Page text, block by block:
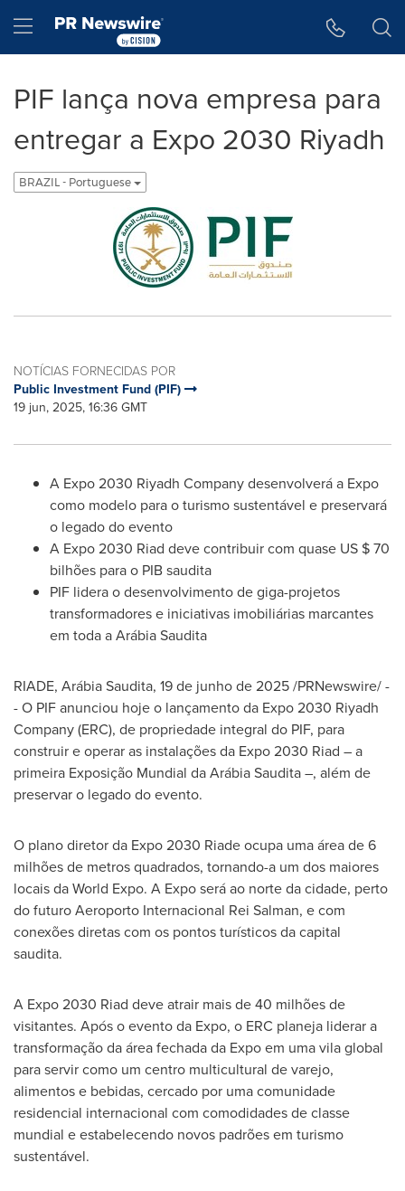
Hamburger menu
PIF lança nova empresa para
entregar a Expo 2030 Riyadh
BRAZIL - Portuguese
NOTÍCIAS FORNECIDAS POR
Public Investment Fund (PIF)
19 jun, 2025, 16:36 GMT
A Expo 2030 Riyadh Company desenvolverá a Expo
como modelo para o turismo sustentável e preservará
o legado do evento
A Expo 2030 Riad deve contribuir com quase US $ 70
bilhões para o PIB saudita
PIF lidera o desenvolvimento de giga-projetos
transformadores e iniciativas imobiliárias marcantes
em toda a Arábia Saudita
RIADE, Arábia Saudita, 19 de junho de 2025/PRNewswire/ -
- O PIF anunciou hoje o lançamento da Expo 2030 Riyadh
Company (ERC), de propriedade integral do PIF, para
construir e operar as instalações da Expo 2030 Riad – a
primeira Exposição Mundial da Arábia Saudita –, além de
preservar o legado do evento.
O plano diretor da Expo 2030 Riade ocupa uma área de 6
milhões de metros quadrados, tornando-a um dos maiores
locais da World Expo. A Expo será ao norte da cidade, perto
do futuro Aeroporto Internacional Rei Salman, e com
conexões diretas com os pontos turísticos da capital
saudita.
A Expo 2030 Riad deve atrair mais de 40 milhões de
visitantes. Após o evento da Expo, o ERC planeja liderar a
transformação da área fechada da Expo em uma vila global
para servir como um centro multicultural de varejo,
alimentos e bebidas, cercado por uma comunidade
residencial internacional com comodidades de classe
mundial e estabelecendo novos padrões em turismo
sustentável.